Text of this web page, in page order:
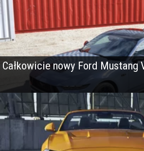
Całkowicie nowy Ford Mustang